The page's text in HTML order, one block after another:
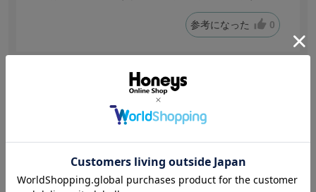
参考になった 0
サイズ：ＬＬ
色：アイボリー
:ちょうどいい
no name